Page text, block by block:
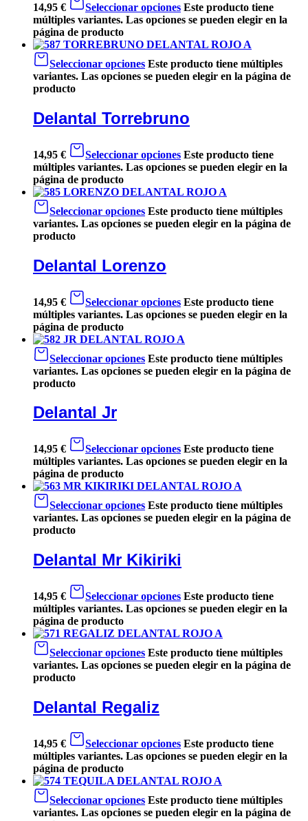
14,95 € Seleccionar opciones Este producto tiene
múltiples variantes. Las opciones se pueden elegir en la
página de producto
Seleccionar opciones Este producto tiene múltiples
variantes. Las opciones se pueden elegir en la página de
producto
Delantal Torrebruno
14,95 € Seleccionar opciones Este producto tiene
múltiples variantes. Las opciones se pueden elegir en la
página de producto
Seleccionar opciones Este producto tiene múltiples
variantes. Las opciones se pueden elegir en la página de
producto
Delantal Lorenzo
14,95 € Seleccionar opciones Este producto tiene
múltiples variantes. Las opciones se pueden elegir en la
página de producto
Seleccionar opciones Este producto tiene múltiples
variantes. Las opciones se pueden elegir en la página de
producto
Delantal Jr
14,95 € Seleccionar opciones Este producto tiene
múltiples variantes. Las opciones se pueden elegir en la
página de producto
Seleccionar opciones Este producto tiene múltiples
variantes. Las opciones se pueden elegir en la página de
producto
Delantal Mr Kikiriki
14,95 € Seleccionar opciones Este producto tiene
múltiples variantes. Las opciones se pueden elegir en la
página de producto
Seleccionar opciones Este producto tiene múltiples
variantes. Las opciones se pueden elegir en la página de
producto
Delantal Regaliz
14,95 € Seleccionar opciones Este producto tiene
múltiples variantes. Las opciones se pueden elegir en la
página de producto
Seleccionar opciones Este producto tiene múltiples
variantes. Las opciones se pueden elegir en la página de